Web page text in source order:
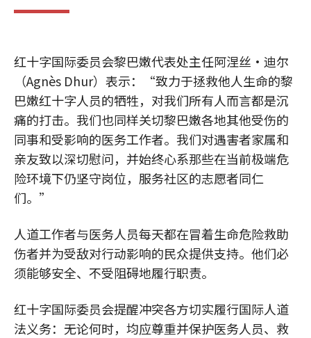
红十字国际委员会黎巴嫩代表处主任阿涅丝·迪尔
（Agnès Dhur）表示：“致力于拯救他人生命的黎
巴嫩红十字人员的牺牲，对我们所有人而言都是沉
痛的打击。我们也同样关切黎巴嫩各地其他受伤的
同事和受影响的医务工作者。我们对遇害者家属和
亲友致以深切慰问，并始终心系那些在当前极端危
险环境下仍坚守岗位，服务社区的志愿者同仁
们。”
人道工作者与医务人员每天都在冒着生命危险救助
伤者并为受敌对行动影响的民众提供支持。他们必
须能够安全、不受阻碍地履行职责。
红十字国际委员会提醒冲突各方切实履行国际人道
法义务：无论何时，均应尊重并保护医务人员、救